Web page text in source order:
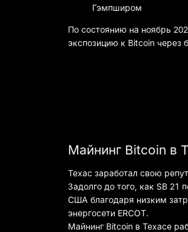
Гэмпширом
По состоянию на ноябрь
экспозицию к Bitcoin через
Майнинг Bitcoin в
Техас заработал свою
Задолго до того, как SB 21
США благодаря низким
энергосети ERCOT.
Майнинг Bitcoin в Техасе